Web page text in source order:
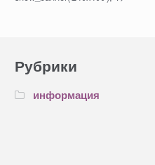
Рубрики
информация